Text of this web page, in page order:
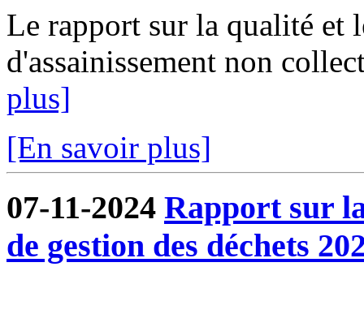
Le rapport sur la qualité et
d'assainissement non
plus]
[En savoir plus]
07-11-2024 Rapport sur
de gestion des déchets